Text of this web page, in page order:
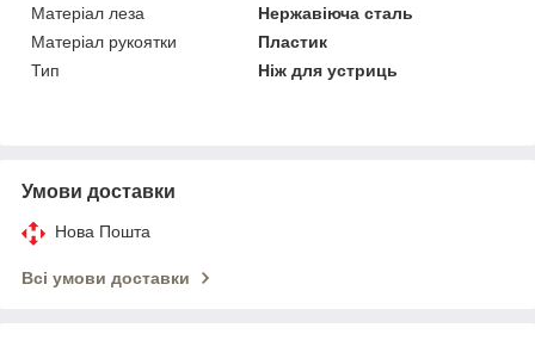
Матеріал леза
Нержавіюча сталь
Матеріал рукоятки
Пластик
Тип
Ніж для устриць
Умови доставки
Нова Пошта
Всі умови доставки